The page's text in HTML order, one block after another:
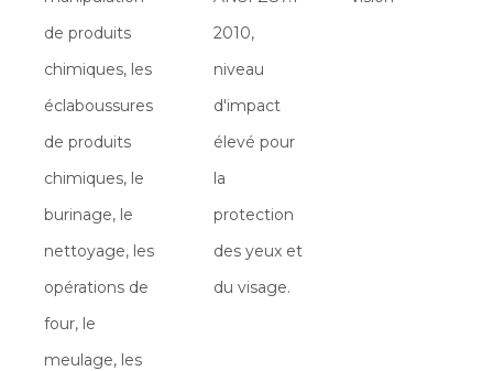
de produits
chimiques, les
éclaboussures
de produits
chimiques, le
burinage, le
nettoyage, les
opérations de
four, le
meulage, les
2010,
niveau
d'impact
élevé pour
la
protection
des yeux et
du visage.